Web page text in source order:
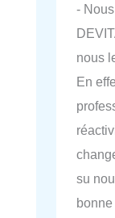
-
nous
En
su